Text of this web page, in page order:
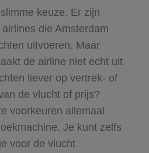
keuze. Er zijn
die Amsterdam
uitvoeren. Maar
de airline niet echt uit
liever op vertrek- of
de vlucht of prijs?
voorkeuren allemaal
Je kunt zelfs
voor de vlucht